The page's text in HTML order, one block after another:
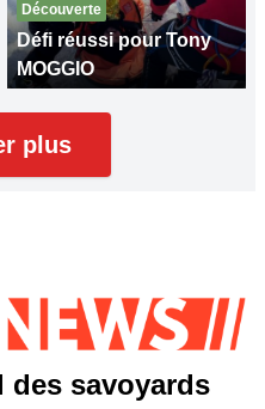
Découverte
Défi réussi pour Tony
MOGGIO
plus
des savoyards